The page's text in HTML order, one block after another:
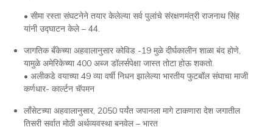
• सीमा रस्ता संघटनेने तयार केलेल्या सर्व पुलांचे संरक्षणमंत्री राजनाथ सिंह
यांनी उद्घाटन केले – 44.
जागतिक बँकेच्या अहवालानुसार कोविड -19 मुळे दीर्घकालीन शाळा बंद होणे,
यामुळे अमेरिकेच्या 400 अब्ज डॉलर्सपेक्षा जास्त तोटा होऊ शकतो.
• अलीकडे वयाच्या 49 व्या वर्षी निधन झालेल्या भारतीय फुटबॉल संघाचा माजी
कर्णधार- कार्ल्टन चॅपमन
लाँसेटच्या अहवालानुसार, 2050 पर्यंत जपानला मागे टाकणारा देश जगातील
तिसरी सर्वात मोठी अर्थव्यवस्था बनवेल – भारत